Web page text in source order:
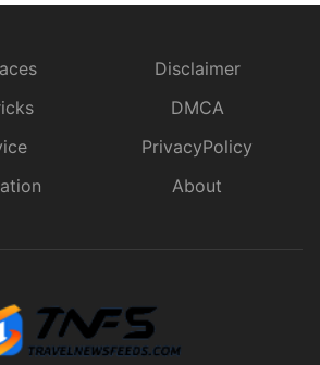
Disclaimer
DMCA
PrivacyPolicy
About